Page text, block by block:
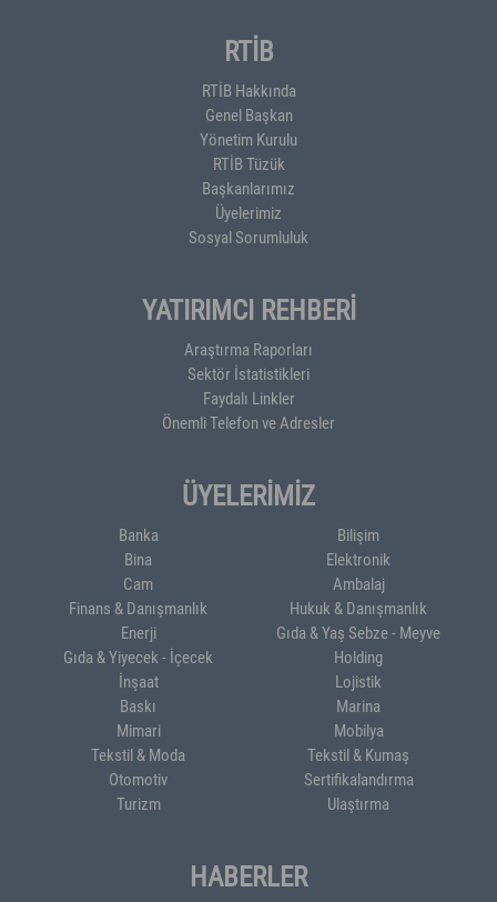
RTİB
RTİB Hakkında
Genel Başkan
Yönetim Kurulu
RTİB Tüzük
Başkanlarımız
Üyelerimiz
Sosyal Sorumluluk
YATIRIMCI REHBERİ
Araştırma Raporları
Sektör İstatistikleri
Faydalı Linkler
Önemli Telefon ve Adresler
ÜYELERİMİZ
Banka
Bilişim
Bina
Elektronik
Cam
Ambalaj
Finans & Danışmanlık
Hukuk & Danışmanlık
Enerji
Gıda & Yaş Sebze - Meyve
Gıda & Yiyecek - İçecek
Holding
İnşaat
Lojistik
Baskı
Marina
Mimari
Mobilya
Tekstil & Moda
Tekstil & Kumaş
Otomotiv
Sertifikalandırma
Turizm
Ulaştırma
HABERLER